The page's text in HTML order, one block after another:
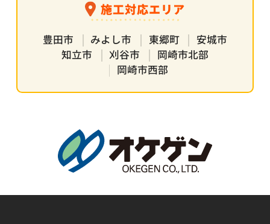
施工対応エリア
豊田市 みよし市 東郷町
安城市
知立市
刈谷市
岡崎市北部
岡崎市西部